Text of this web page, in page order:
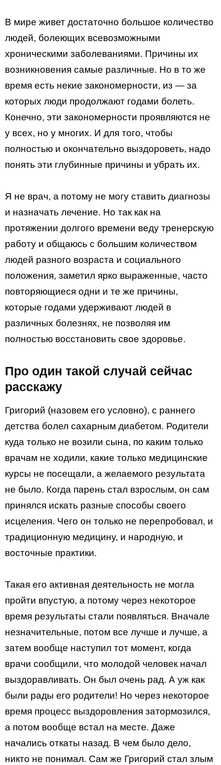
В мире живет достаточно большое количество
людей, болеющих всевозможными
хроническими заболеваниями. Причины их
возникновения самые различные. Но в то же
время есть некие закономерности, из — за
которых люди продолжают годами болеть.
Конечно, эти закономерности проявляются не
у всех, но у многих. И для того, чтобы
полностью и окончательно выздороветь, надо
понять эти глубинные причины и убрать их.
Я не врач, а потому не могу ставить диагнозы
и назначать лечение. Но так как на
протяжении долгого времени веду тренерскую
работу и общаюсь с большим количеством
людей разного возраста и социального
положения, заметил ярко выраженные, часто
повторяющиеся одни и те же причины,
которые годами удерживают людей в
различных болезнях, не позволяя им
полностью восстановить свое здоровье.
Про один такой случай сейчас
расскажу
Григорий (назовем его условно), с раннего
детства болел сахарным диабетом. Родители
куда только не возили сына, по каким только
врачам не ходили, какие только медицинские
курсы не посещали, а желаемого результата
не было. Когда парень стал взрослым, он сам
принялся искать разные способы своего
исцеления. Чего он только не перепробовал, и
традиционную медицину, и народную, и
восточные практики.
Такая его активная деятельность не могла
пройти впустую, а потому через некоторое
время результаты стали появляться. Вначале
незначительные, потом все лучше и лучше, а
затем вообще наступил тот момент, когда
врачи сообщили, что молодой человек начал
выздоравливать. Он был очень рад. А уж как
были рады его родители! Но через некоторое
время процесс выздоровления затормозился,
а потом вообще встал на месте. Даже
начались откаты назад. В чем было дело,
никто не понимал. Сам же Григорий стал злым